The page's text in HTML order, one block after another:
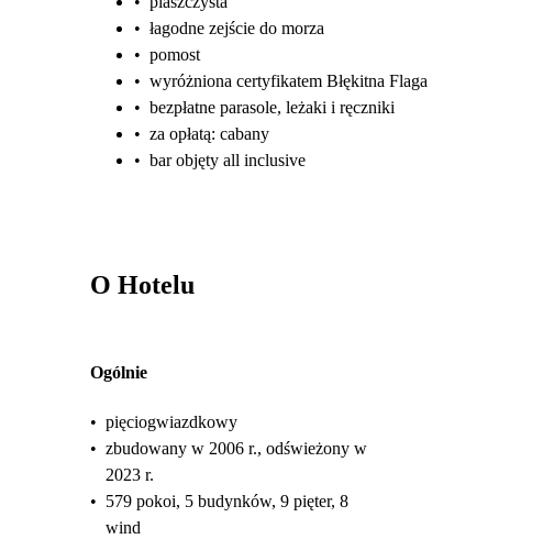
• łagodne zejście do morza
• pomost
• wyróżniona certyfikatem Błękitna Flaga
• bezpłatne parasole, leżaki i ręczniki
• za opłatą: cabany
• bar objęty all inclusive
O Hotelu
Ogólnie
• pięciogwiazdkowy
• zbudowany w 2006 r., odświeżony w
2023 r.
• 579 pokoi, 5 budynków, 9 pięter, 8
wind